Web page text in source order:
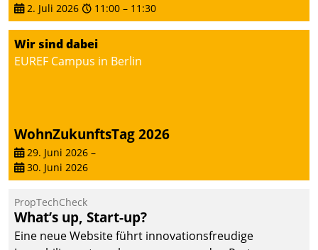
2. Juli 2026 11:00 – 11:30
Wir sind dabei
EUREF Campus in Berlin
WohnZukunftsTag 2026
29. Juni 2026 –
30. Juni 2026
PropTechCheck
What’s up, Start-up?
Eine neue Website führt innovationsfreudige